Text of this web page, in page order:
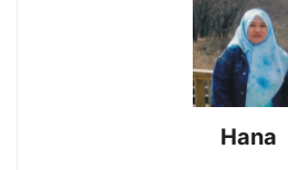
Hana